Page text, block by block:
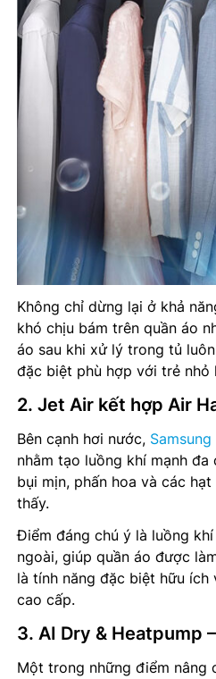
Không chỉ dừng lại ở khả
khó chịu bám trên quần áo
áo sau khi xử lý trong tủ
đặc biệt phù hợp với trẻ nhỏ
2. Jet Air kết hợp Air
Bên cạnh hơi nước, Samsung
nhằm tạo luồng khí mạnh
bụi mịn, phấn hoa và các
thấy.
Điểm đáng chú ý là luồng
ngoài, giúp quần áo được
là tính năng đặc biệt hữu
cao cấp.
3. AI Dry & Heatpump
Một trong những điểm nâng